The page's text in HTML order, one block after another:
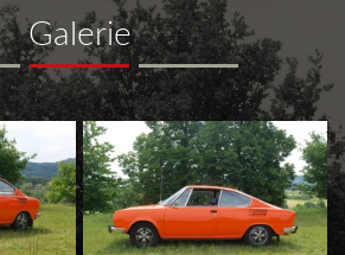
Galerie